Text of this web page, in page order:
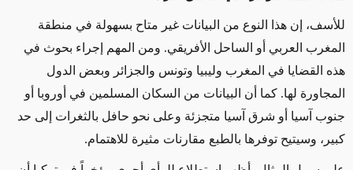
للأسف، إن هذا النوع من البيانات غير متاح بسهولة في منطقة
المغرب العربي أو الساحل الأفريقي. ومن المهم إجراء بحوث في
هذه القضايا في المغرب وليبيا وتونس والجزائر وبعض الدول
المجاورة لها. كما أن البيانات من السكان المسلمين في أوروبا أو
جنوب آسيا أو شرق آسيا متجزئة وعلى نحو حافل بالثغرات إلى حد
كبير، وسيتيح توفرها بالطبع مقارنات مثيرة للاهتمام.